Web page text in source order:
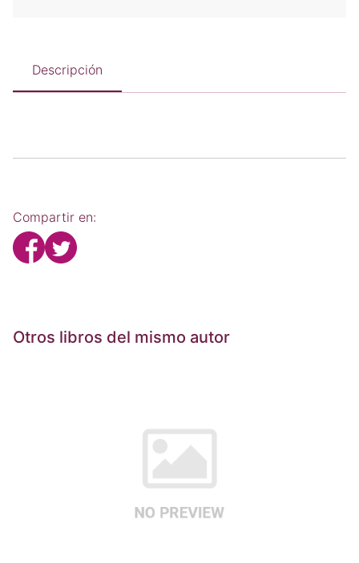
Descripción
Compartir en:
Otros libros del mismo autor